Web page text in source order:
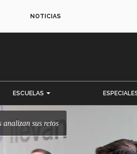
NOTICIAS
ESCUELAS
analizan sus retos